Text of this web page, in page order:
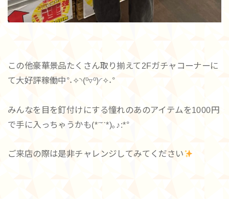
この他豪華景品たくさん取り揃えて2Fガチャコーナーに
て大好評稼働中°˖✧◝(⁰▿⁰)◜✧˖°
みんなを目を釘付けにする憧れのあのアイテムを1000円
で手に入っちゃうかも(*ˊ˘ˋ*)｡♪:*°
ご来店の際は是非チャレンジしてみてください